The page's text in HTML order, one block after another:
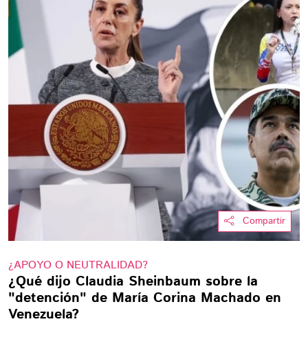
Compartir
¿APOYO O NEUTRALIDAD?
¿Qué dijo Claudia Sheinbaum sobre la
"detención" de María Corina Machado en
Venezuela?